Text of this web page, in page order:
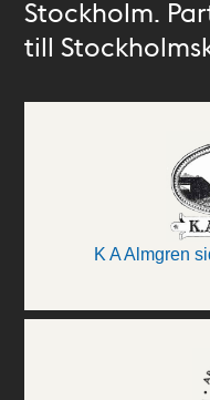
Stockholm.
till
K A Almgren